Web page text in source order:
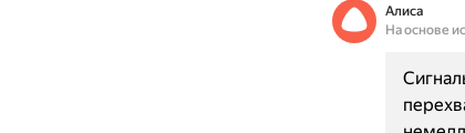
Алиса
На основе